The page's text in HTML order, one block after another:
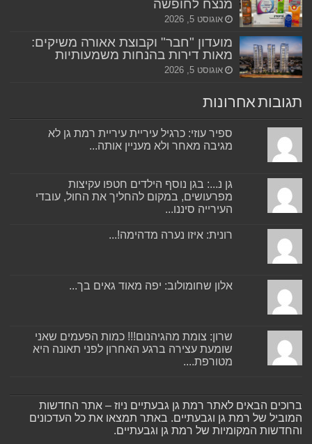
מנצח לחופשה
אוגוסט 5, 2026
מועדון "חבר" וקבוצת אאורה משיקים:
מאות דירות בהנחות משמעותיות
אוגוסט 5, 2026
תגובות אחרונות
ספיר עוזי: כרגיל עיריית עיריית רמת גן לא
מגיבה מאחר ולא מעניין אותה...
גן נ...: בגן נוסף הילדים חטפו עקיצות
מפרעושים, במקום להחליך את החול, עובדי
העירייה סיננו...
רונית: איזו נערה מדהימה!...
אלון שחומולוב: יפה מאוד גאים בך...
שרון: צומת מהגיהנום!!! כמות הפעמים שאני
שומעת עצירה ברגע האחרון לפני תאונה היא
מטורפת....
ברוכים הבאים לאתר רמת גן גבעתיים ניוז – אתר החדשות
המוביל של רמת גן וגבעתיים. באתר תמצאו את כל העדכונים
והחדשות המקומיות של רמת גן וגבעתיים.